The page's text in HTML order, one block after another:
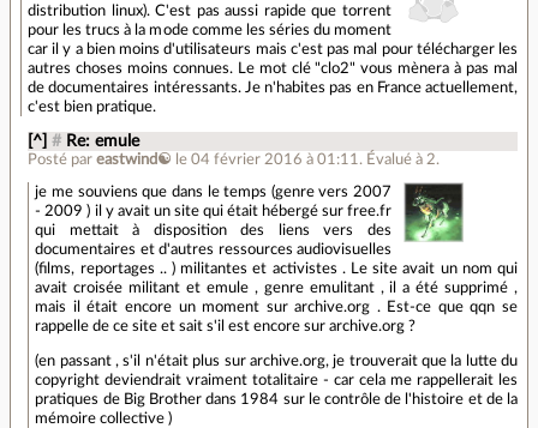
distribution linux). C'est pas aussi rapide que torrent
pour les trucs à la mode comme les séries du moment
car il y a bien moins d'utilisateurs mais c'est pas mal pour télécharger les
autres choses moins connues. Le mot clé "clo2" vous mènera à pas mal
de documentaires intéressants. Je n'habites pas en France actuellement,
c'est bien pratique.
[^] # Re: emule
Posté pareastwind☯ le 04 février 2016 à 01:11 . Évalué à 2.
je me souviens que dans le temps (genre vers 2007
- 2009 ) il y avait un site qui était hébergé sur free.fr
qui mettait à disposition des liens vers des
documentaires et d'autres ressources audiovisuelles
(films, reportages .. ) militantes et activistes . Le site avait un nom qui
avait croisée militant et emule , genre emulitant , il a été supprimé ,
mais il était encore un moment sur archive.org . Est-ce que qqn se
rappelle de ce site et sait s'il est encore sur archive.org ?
(en passant , s'il n'était plus sur archive.org, je trouverait que la lutte du
copyright deviendrait vraiment totalitaire - car cela me rappellerait les
pratiques de Big Brother dans 1984 sur le contrôle de l'histoire et de la
mémoire collective )